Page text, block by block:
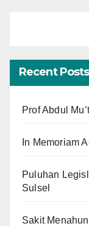
Recent Posts
Prof Abdul
In Memoriam
Puluhan
Sulsel
Sakit